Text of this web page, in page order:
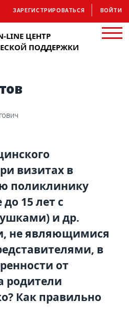
LINE ЦЕНТР
ПОДДЕРЖКИ
ЗАРЕГИСТРИРОВАТЬСЯ ВОЙТИ
визитах в
поликлинику
15 лет с
и др.
не являющимися
в
от
родители
Как правильно